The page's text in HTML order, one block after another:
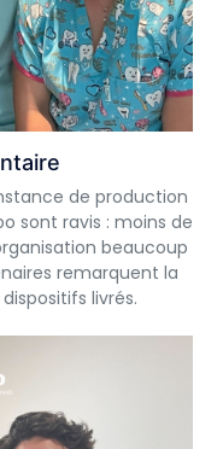
de production
sont ravis : moins de
beaucoup
remarquent la
livrés.